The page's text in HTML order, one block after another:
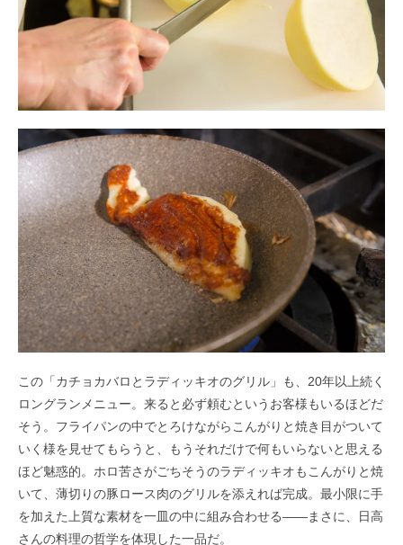
この「カチョカバロとラディッキオのグリル」も、 20年以上続く
ロングランメニュー。来ると必ず頼むというお客様もいるほどだ
そう。フライパンの中でとろけながらこんがりと焼き目がついて
いく様を見せてもらうと、もうそれだけで何もいらないと思える
ほど魅惑的。ホロ苦さがごちそうのラディッキオもこんがりと焼
いて、薄切りの豚ロース肉のグリルを添えれば完成。最小限に手
を加えた上質な素材を一皿の中に組み合わせる――まさに、日高
さんの料理の哲学を体現した一品だ。